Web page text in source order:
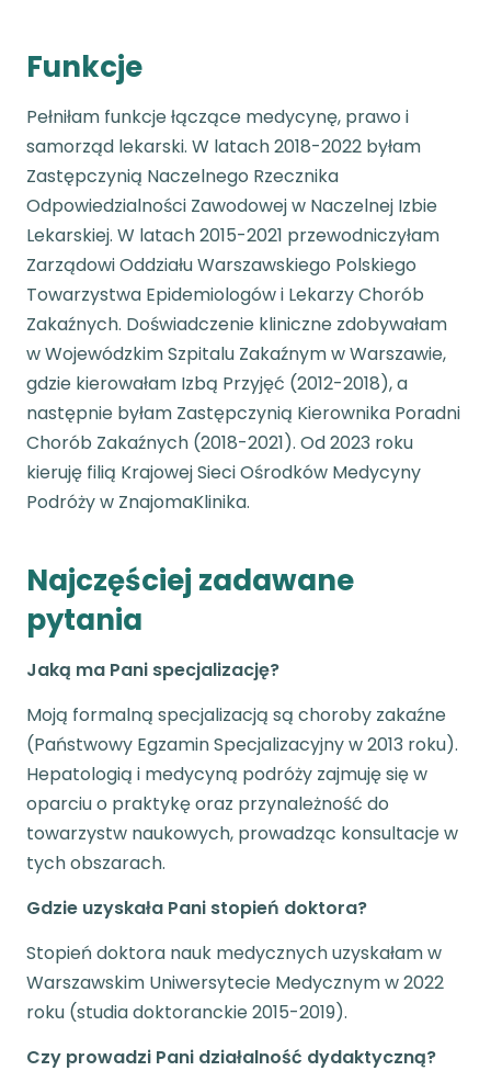
Funkcje
Pełniłam funkcje łączące medycynę, prawo i
samorząd lekarski. W latach 2018-2022 byłam
Zastępczynią Naczelnego Rzecznika
Odpowiedzialności Zawodowej w Naczelnej Izbie
Lekarskiej. W latach 2015-2021 przewodniczyłam
Zarządowi Oddziału Warszawskiego Polskiego
Towarzystwa Epidemiologów i Lekarzy Chorób
Zakaźnych. Doświadczenie kliniczne zdobywałam
w Wojewódzkim Szpitalu Zakaźnym w Warszawie,
gdzie kierowałam Izbą Przyjęć (2012-2018), a
następnie byłam Zastępczynią Kierownika Poradni
Chorób Zakaźnych (2018-2021). Od 2023 roku
kieruję filią Krajowej Sieci Ośrodków Medycyny
Podróży w ZnajomaKlinika.
Najczęściej zadawane
pytania
Jaką ma Pani specjalizację?
Moją formalną specjalizacją są choroby zakaźne
(Państwowy Egzamin Specjalizacyjny w 2013 roku).
Hepatologią i medycyną podróży zajmuję się w
oparciu o praktykę oraz przynależność do
towarzystw naukowych, prowadząc konsultacje w
tych obszarach.
Gdzie uzyskała Pani stopień doktora?
Stopień doktora nauk medycznych uzyskałam w
Warszawskim Uniwersytecie Medycznym w 2022
roku (studia doktoranckie 2015-2019).
Czy prowadzi Pani działalność dydaktyczną?